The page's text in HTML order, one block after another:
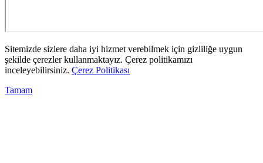
Sitemizde sizlere daha iyi hizmet verebilmek için gizliliğe uygun
şekilde çerezler kullanmaktayız. Çerez politikamızı
inceleyebilirsiniz. Çerez Politikası
Tamam